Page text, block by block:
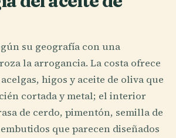
su geografía con una
la arrogancia. La costa ofrece
higos y aceite de oliva que
cortada y metal; el interior
de cerdo, pimentón, semilla de
que parecen diseñados